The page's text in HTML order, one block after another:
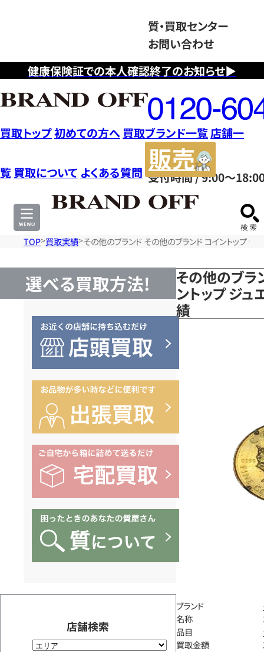
健康保険証での本人確認終了のお知らせ▶
質・買取センター
お問い合わせ
フ
リ
ー
ダ
イ
ヤ
ル
0120604117
受付時間 / 9:00～
買取トップ初めての方へ 買取ブランド一覧店舗一
覧 買取について よくある質問
サ
TOP 買取実績 その他のブランド その他のブランド コイントップ
選べる買取方法!
店舗検索
その他のブラ
ントップ ジ
績
ブランド
名称
品目
買取金額